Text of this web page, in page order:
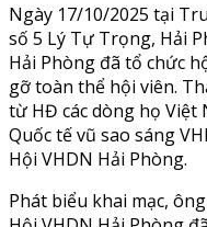
Ngày 17/10/2025 tại
số 5 Lý Tự Trọng, Hải
Hải Phòng đã tổ chức
gỡ toàn thể hội viên.
từ HĐ các dòng họ Việt
Quốc tế vũ sao sáng
Hội VHDN Hải Phòng.
Phát biểu khai mạc,